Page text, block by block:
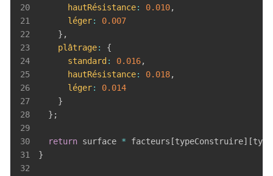
20
hautRésistance: 0.010,
21
léger:
0.007
22
} ,
23
plâtrage:
{
24
standard : 0.016,
25
hautRésistance: 0.018,
26
léger:
0.014
27
}
28
} ;
29
30
return surface * facteurs [typeConstruire] [
31
}
32